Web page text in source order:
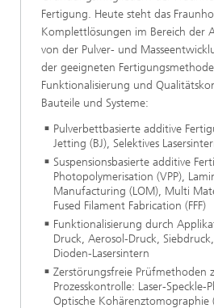
Fertigung. Heute steht das
Komplettlösungen im Bereich der
von der Pulver- und
der geeigneten
Funktionalisierung und
Bauteile und Systeme:
Pulverbettbasierte additive
Jetting (BJ), Selektives
Suspensionsbasierte additive
Photopolymerisation (VPP),
Manufacturing (LOM), Multi
Fused Filament Fabrication (FFF)
Funktionalisierung durch
Druck, Aerosol-Druck,
Dioden-Lasersintern
Zerstörungsfreie Prüfmethoden
Prozesskontrolle: Laser-Speckle-
Optische Kohärenztomographie